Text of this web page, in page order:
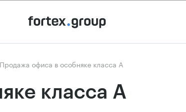
Продажа офиса в особняке класса А
класса А